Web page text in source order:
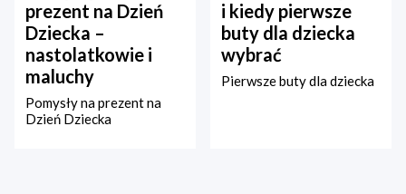
prezent na Dzień
Dziecka –
nastolatkowie i
maluchy
Pomysły na prezent na
Dzień Dziecka
i kiedy pierwsze
buty dla dziecka
wybrać
Pierwsze buty dla dziecka